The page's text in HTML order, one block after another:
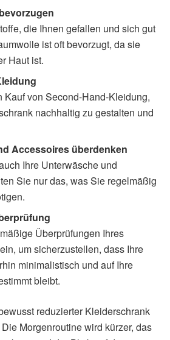
die Ihnen gefallen und sich gut
ist oft bevorzugt, da sie
Haut ist.
Kauf von Second-Hand-Kleidung,
nachhaltig zu gestalten und
Accessoires überdenken
Ihre Unterwäsche und
Sie nur das, was Sie regelmäßig
Überprüfungen Ihres
um sicherzustellen, dass Ihre
minimalistisch und auf Ihre
bleibt.
reduzierter Kleiderschrank
Morgenroutine wird kürzer, das